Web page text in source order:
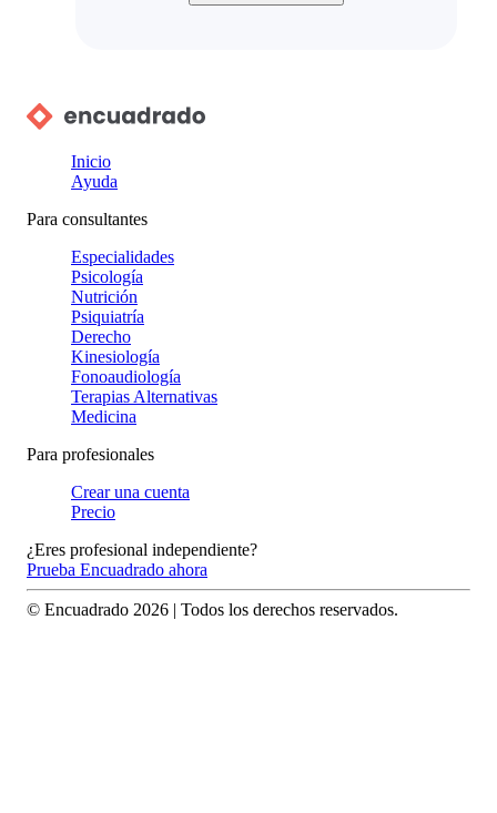
Inicio
Ayuda
Para consultantes
Especialidades
Psicología
Nutrición
Psiquiatría
Derecho
Kinesiología
Fonoaudiología
Terapias Alternativas
Medicina
Para profesionales
Crear una cuenta
Precio
¿Eres profesional independiente?
Prueba Encuadrado ahora
© Encuadrado 2026 | Todos los derechos reservados.